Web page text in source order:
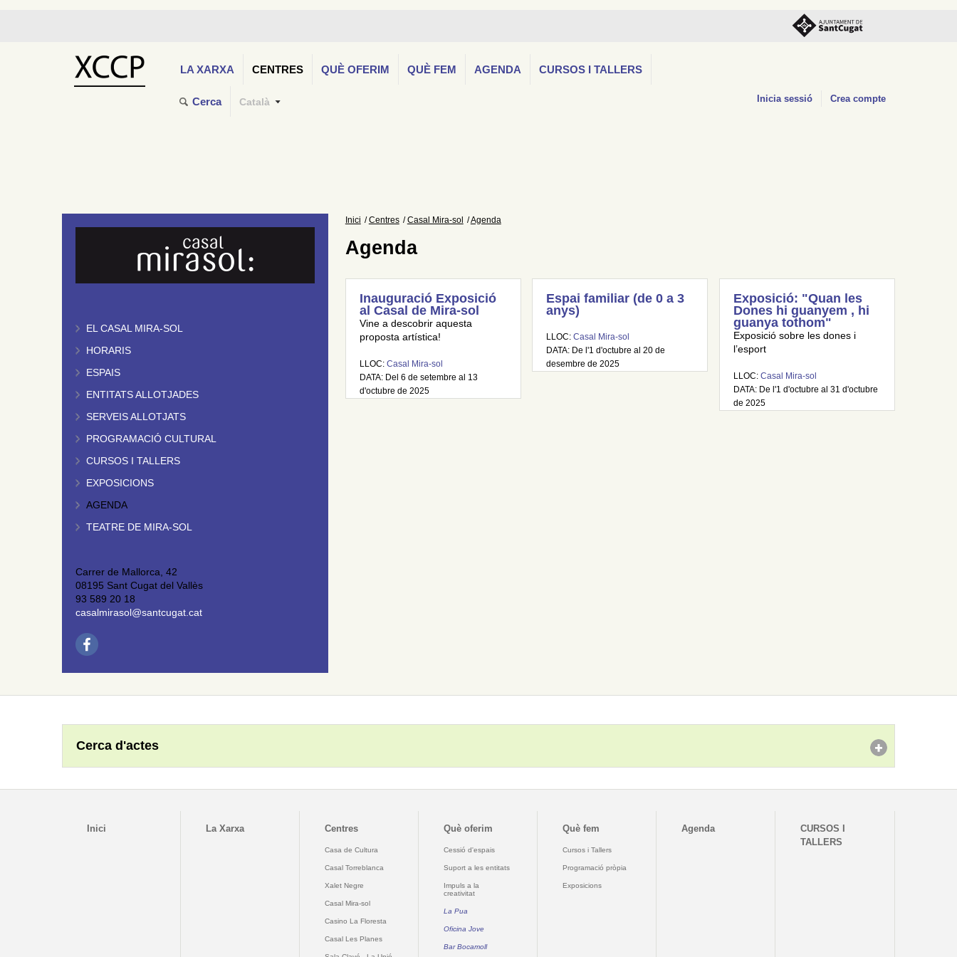
LA XARXA CENTRES QUÈ OFERIM QUÈ FEM AGENDA CURSOS I TALLERS
Cerca Català Inicia sessió Crea compte
EL CASAL MIRA-SOL
HORARIS
ESPAIS
ENTITATS ALLOTJADES
SERVEIS ALLOTJATS
PROGRAMACIÓ CULTURAL
CURSOS I TALLERS
EXPOSICIONS
AGENDA
TEATRE DE MIRA-SOL
Carrer de Mallorca, 42
08195 Sant Cugat del Vallès
93 589 20 18
casalmirasol@santcugat.cat
Inici Centres Casal Mira-sol Agenda
Agenda
Inauguració Exposició
al Casal de Mira-sol
Vine a descobrir aquesta
proposta artística!
LLOC: Casal Mira-sol
DATA: Del 6 de setembre al 13
d'octubre de 2025
Espai familiar (de 0 a 3
anys)
LLOC:Casal Mira-sol
DATA: De l'1 d'octubre al 20 de
desembre de 2025
Exposició: "Quan les
Dones hi guanyem , hi
guanya tothom"
Exposició sobre les dones i
l’esport
LLOC: Casal Mira-sol
DATA: De l'1 d'octubre al 31 d'octubre
de 2025
Cerca d'actes
Inici La Xarxa Centres
Casa de Cultura
Casal Torreblanca
Xalet Negre
Casal Mira-sol
Casino La Floresta
Casal Les Planes
Què oferim
Cessió d'espais
Suport a les entitats
Impuls a la
creativitat
La Pua
Oficina Jove
Bar Bocamoll
Què fem
Cursos i Tallers
Programació pròpia
Exposicions
Agenda
CURSOS I
TALLERS